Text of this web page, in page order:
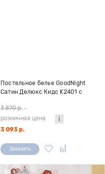
Постельное белье GoodNight
Сатин Делюкс Кидс K2401 с
3 870 р. -
розничная цена
3 093 р.
Заказать